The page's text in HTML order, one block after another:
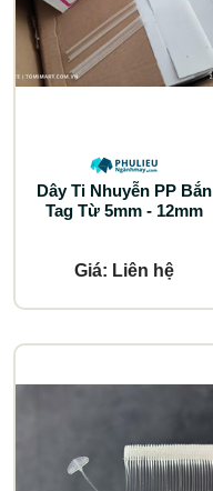
Dây Ti Nhuyễn PP Bắn
Tag Từ 5mm - 12mm
Giá: Liên hệ